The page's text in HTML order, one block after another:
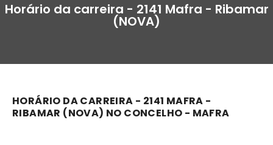
Horário da carreira - 2141 Mafra - Ribamar
(NOVA)
HORÁRIO DA CARREIRA - 2141 MAFRA -
RIBAMAR (NOVA) NO CONCELHO - MAFRA